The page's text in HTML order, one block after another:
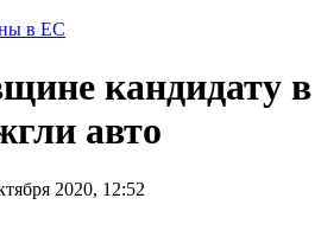
в ЕС
кандидату в
авто
2020, 12:52